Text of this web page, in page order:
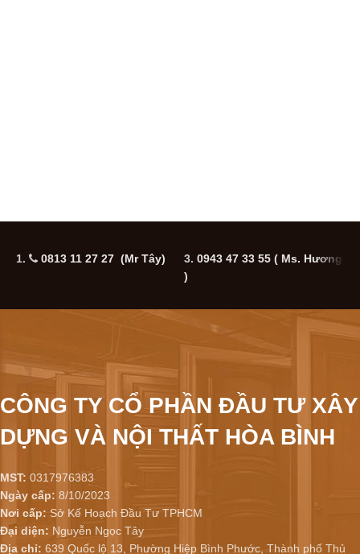
1. 0813 11 27 27 (Mr Tây) 3. 0943 47 33 55 ( Ms. Hương
)
CÔNG TY CỔ PHẦN ĐẦU TƯ XÂY
DỰNG VÀ NỘI THẤT HÒA BÌNH
MST: 0317976383
Ngày cấp: 8/10/2023
Nơi cấp: Sở Kế Hoạch Đầu Tư TPHCM
Đại diện: Nguyễn Ngọc Tây
Địa chỉ: 639 Quốc lộ 13, Phường Hiệp Bình Phước, Thành phố Thủ